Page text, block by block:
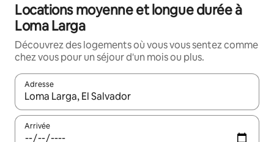
Locations moyenne et longue durée à
Loma Larga
Découvrez des logements où vous vous sentez comme
chez vous pour un séjour d'un mois ou plus.
Adresse
Lorsque les résultats s'affichent, utilisez les flèches vers le
Arrivée